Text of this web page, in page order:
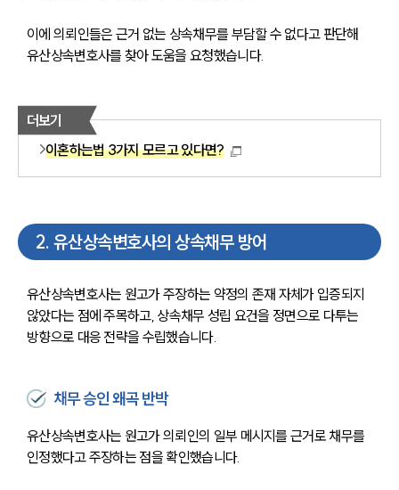
이에 의뢰인들은 근거 없는 상속채무를 부담할 수 없다고 판단해
유산상속변호사를 찾아 도움을 요청했습니다.
더보기
이혼하는법 3가지 모르고 있다면?
2. 유산상속변호사의 상속채무 방어
유산상속변호사는 원고가 주장하는 약정의 존재 자체가 입증되지
않았다는 점에 주목하고, 상속채무 성립 요건을 정면으로 다투는
방향으로 대응 전략을 수립했습니다.
채무 승인 왜곡 반박
유산상속변호사는 원고가 의뢰인의 일부 메시지를 근거로 채무를
인정했다고 주장하는 점을 확인했습니다.